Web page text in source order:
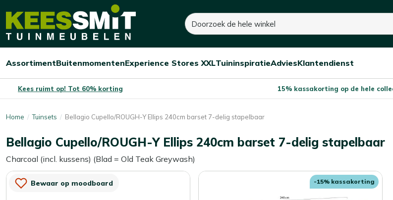
Kees
Tuinmeubelen
Zoeken
Open/sluit
Assortiment
Open/sluit
Buitenmomenten
Open/sluit
Experience Stores XXL
Open/sluit
Tuininspiratie
Open/sluit
Advies
Open/sluit
Klantendienst
Kees ruimt op! Tot 60% korting 15% kassakorting op de hele
Home Tuinsets Bellagio Cupello/ROUGH-Y Ellips 240cm barset 7-delig stapelbaar
Bellagio Cupello/ROUGH-Y Ellips 240cm barset 7-delig stapelbaar
Charcoal (incl. kussens) (Blad = Old Teak Greywash)
Bewaar op moodboard -15% kassakorting
3.220,-